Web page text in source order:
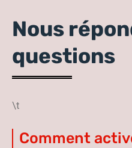
Nous
questions
\t
Comment